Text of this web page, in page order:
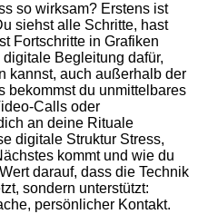
so wirksam? Erstens ist
siehst alle Schritte, hast
Fortschritte in Grafiken
Begleitung dafür,
kannst, auch außerhalb der
bekommst du unmittelbares
Calls oder
an deine Rituale
digitale Struktur Stress,
kommt und wie du
darauf, dass die Technik
sondern unterstützt:
persönlicher Kontakt.